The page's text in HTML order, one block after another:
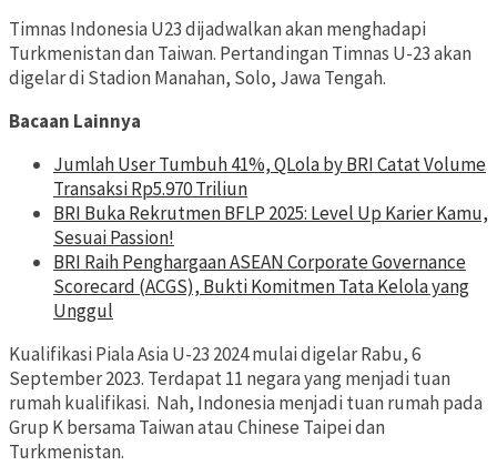
Timnas Indonesia U23 dijadwalkan akan menghadapi
Turkmenistan dan Taiwan. Pertandingan Timnas U-23 akan
digelar di Stadion Manahan, Solo, Jawa Tengah.
Bacaan Lainnya
Jumlah User Tumbuh 41%, QLola by BRI Catat Volume
Transaksi Rp5.970 Triliun
BRI Buka Rekrutmen BFLP 2025: Level Up Karier Kamu,
Sesuai Passion!
BRI Raih Penghargaan ASEAN Corporate Governance
Scorecard (ACGS), Bukti Komitmen Tata Kelola yang
Unggul
Kualifikasi Piala Asia U-23 2024 mulai digelar Rabu, 6
September 2023. Terdapat 11 negara yang menjadi tuan
rumah kualifikasi. Nah, Indonesia menjadi tuan rumah pada
Grup K bersama Taiwan atau Chinese Taipei dan
Turkmenistan.